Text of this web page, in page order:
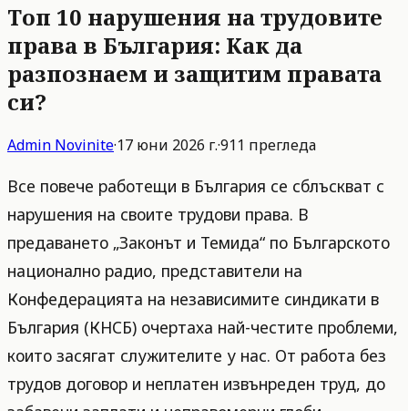
Топ 10 нарушения на трудовите
права в България: Как да
разпознаем и защитим правата
си?
Admin Novinite·17 юни 2026 г.·911 прегледа
Все повече работещи в България се сблъскват с
нарушения на своите трудови права. В
предаването „Законът и Темида“ по Българското
национално радио, представители на
Конфедерацията на независимите синдикати в
България (КНСБ) очертаха най-честите проблеми,
които засягат служителите у нас. От работа без
трудов договор и неплатен извънреден труд, до